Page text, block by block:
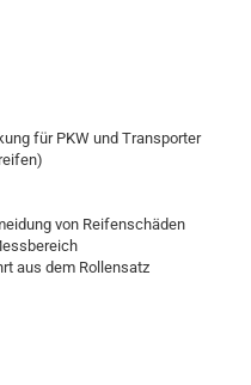
für PKW und Transporter
von Reifenschäden
aus dem Rollensatz